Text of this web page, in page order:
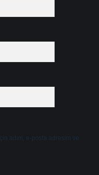
adım, e-posta adresim ve